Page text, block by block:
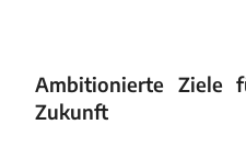
Ambitionierte Ziele
Zukunft